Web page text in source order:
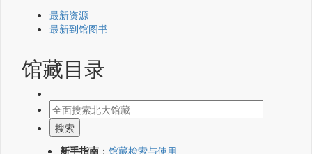
最新资源
最新到馆图书
馆藏目录
新手指南 ： 馆藏检索与使用